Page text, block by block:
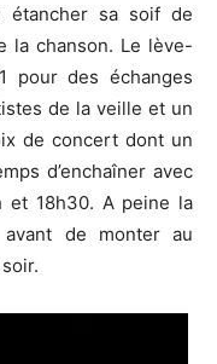
étancher sa soif de
la chanson. Le lève-
pour des échanges
de la veille et un
de concert dont un
d’enchaîner avec
et 18h30. A peine la
de monter au